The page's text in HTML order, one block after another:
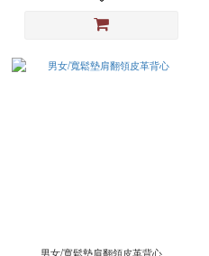
男女/寬鬆墊肩翻領皮革背心